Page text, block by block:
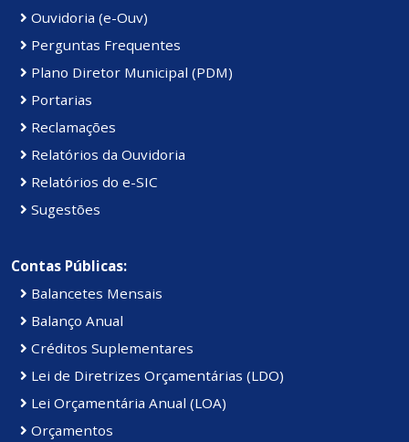
Ouvidoria (e-Ouv)
Perguntas Frequentes
Plano Diretor Municipal (PDM)
Portarias
Reclamações
Relatórios da Ouvidoria
Relatórios do e-SIC
Sugestões
Contas Públicas:
Balancetes Mensais
Balanço Anual
Créditos Suplementares
Lei de Diretrizes Orçamentárias (LDO)
Lei Orçamentária Anual (LOA)
Orçamentos